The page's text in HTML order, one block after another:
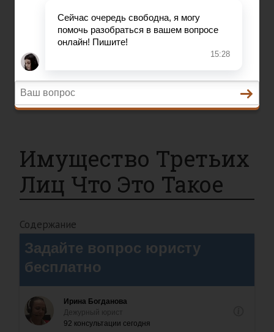
Право на защиту
Гражданский кодекс
Уголовный кодекс
Законы
Имущество Третьих
Лиц Что Это Такое
Содержание